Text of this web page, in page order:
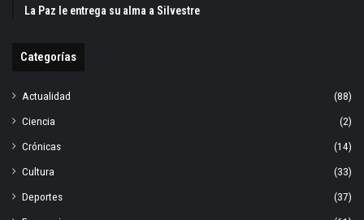
La Paz le entrega su alma a Silvestre
Categorías
Actualidad
(88)
Ciencia
(2)
Crónicas
(14)
Cultura
(33)
Deportes
(37)